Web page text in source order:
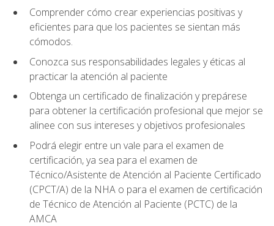
Comprender cómo crear experiencias positivas y
eficientes para que los pacientes se sientan más
cómodos.
Conozca sus responsabilidades legales y éticas al
practicar la atención al paciente
Obtenga un certificado de finalización y prepárese
para obtener la certificación profesional que mejor se
alinee con sus intereses y objetivos profesionales
Podrá elegir entre un vale para el examen de
certificación, ya sea para el examen de
Técnico/Asistente de Atención al Paciente Certificado
(CPCT/A) de la NHA o para el examen de certificación
de Técnico de Atención al Paciente (PCTC) de la
AMCA